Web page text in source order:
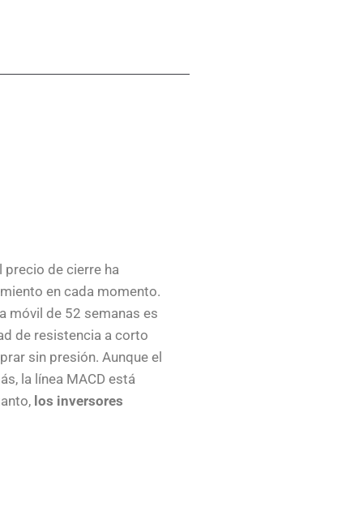
precio de cierre ha
en cada momento.
móvil de 52 semanas es
de resistencia a corto
sin presión. Aunque el
la línea MACD está
los inversores